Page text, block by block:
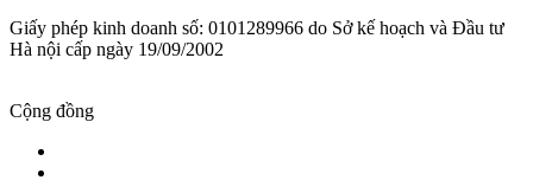
Giấy phép kinh doanh số: 0101289966 do Sở kế hoạch và Đầu tư
Hà nội cấp ngày 19/09/2002
Cộng đồng